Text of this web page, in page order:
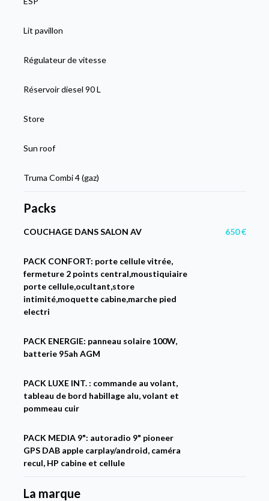
Lit pavillon
Régulateur de vitesse
Réservoir diesel 90 L
Store
Sun roof
Truma Combi 4 (gaz)
Packs
COUCHAGE DANS SALON AV 650 €
PACK CONFORT: porte cellule vitrée,
fermeture 2 points central,moustiquiaire
porte cellule,ocultant,store
intimité,moquette cabine,marche pied
electri
PACK ENERGIE: panneau solaire 100W,
batterie 95ah AGM
PACK LUXE INT. : commande au volant,
tableau de bord habillage alu, volant et
pommeau cuir
PACK MEDIA 9": autoradio 9" pioneer
GPS DAB apple carplay/android, caméra
recul, HP cabine et cellule
La marque